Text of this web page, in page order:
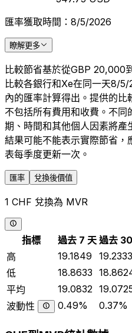
匯率獲取時間：8/5/2026
瞭解更多
比較節省基於從GBP 20,000
比較各銀行和Xe在同一天8/
內的匯率計算得出。提供的
不包括所有費用和收費。不同
期、時間和其他個人因素將
結果可能不能表示實際節省，
表每季度更新一次。
匯率 兌換後價值
1 CHF 兌換為 MVR
指標 過去 7 天 過去
高
19.1849 19.2333
低
18.8633
平均
19.0832
波動性
0.49% 0.37%